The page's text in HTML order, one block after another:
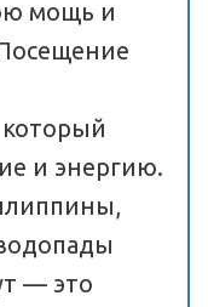
мощь и
и энергию.
— это